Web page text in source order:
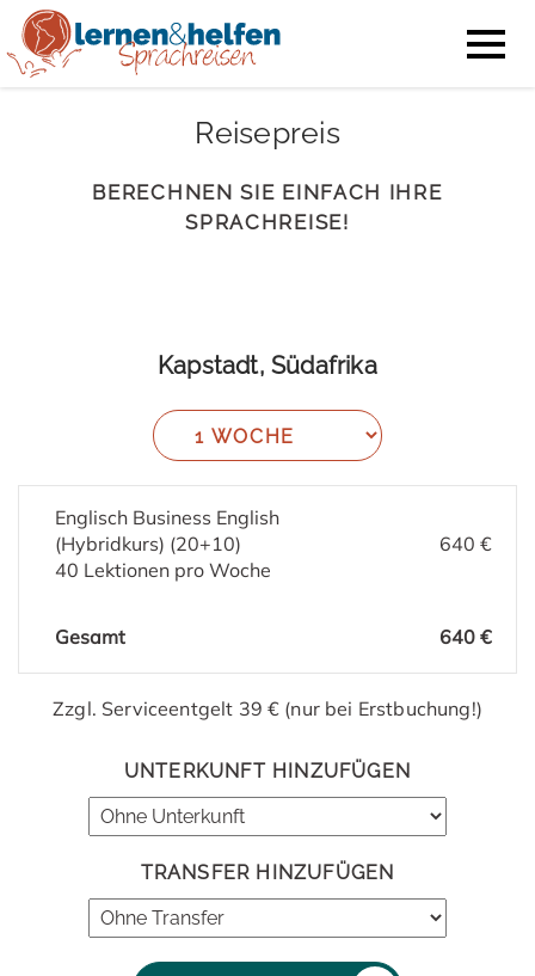
Reisepreis
BERECHNEN SIE EINFACH IHRE
SPRACHREISE!
Kapstadt, Südafrika
Englisch Business English
(Hybridkurs) (20+10)
40 Lektionen pro Woche
640 €
Gesamt 640 €
Zzgl. Serviceentgelt 39 € (nur bei Erstbuchung!)
UNTERKUNFT HINZUFÜGEN
TRANSFER HINZUFÜGEN